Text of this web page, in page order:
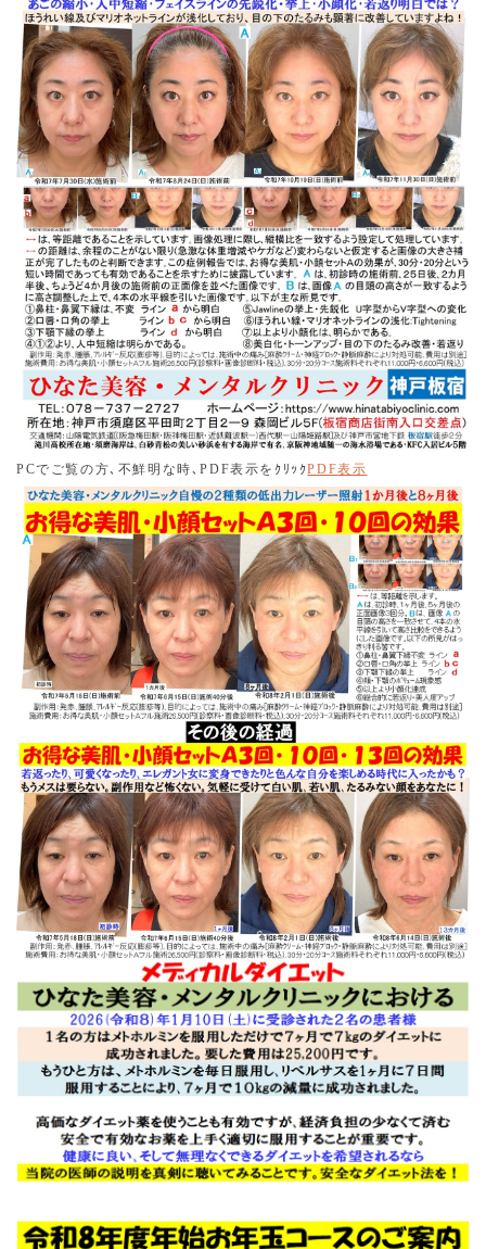
トーニング15分コース」を７月・８月の水曜日と日曜日に
提供したします。夏の紫外線対策を致しましょう。初診患
者様は、木・金・土曜日にいらしゃってください。管理医
師はメディカルダイエット、AGA治療、ED治療、陰茎増大
治療及び設備・技術向上などのためにお近くに控えており
ます。
2025.06.24
令和7年特別キャンペーンは、一部を除き７月より終了とな
ります。
2025.06.23
令和７年７月１日より、画像診断の説明は有料となりま
す。但し、初診から２カ月及び施術変更や施術追加のため
の治療方針の説明の際の画像診断は無料です。一般は2,200
円(税込)、学生・未成年1,100円(税込)。画像の送信は、
1,100円(税込)となりました。尚、全患者様の画像処理は行
っています。
2025.06.11
予診票という用紙を準備致しました。診療前に患者様にお
書き頂くためのもので、お困りのこと、必要なお薬及び出
院時間等を記載していただくための用紙です。来院された
際には、必ず記入して職員に提出するか診察の際にご提出
をお願い致します。受付にご準備しておりますが、見当た
らない場合には職員にご用命ください。
2025.06.09
注射セットを更新しましたので、どうぞご利用ください。
(施術・治療説明)
2025.06.09
５日で２㎏減量するダイエットコースと５日で４㎏減量す
るダイエットコースを開始することにしました。２㎏減量
するコースは５日連続１日１回注射を受けていただきま
す。４㎏減量するコースは５日連続１日２回注射を受けて
いただきます。１か月コースも間もなく開始します。勿
論、薬物療法も併用します。(施術・治療説明) 乞うご期
待！
当院における治療では、肌の若返り効果が最も高いのは、
３ヶ月に１回の「お得な美肌・小顔スペシャルセットＡ
(Ｂ)」+「ダーマペン」+「ケミカルピーリング」と３ヶ月
の間に月１回「お得な美肌・小顔セットＡ」+「ダーマペ
ン」+「ケミカルピーリング」を受けて頂き、シナール(ビ
年後には驚くべき効果を感じて頂けることでしょう。尚、
「ダーマペン」+「ケミカルピーリング」の代表は、ダウン
タイムがほとんどない「ベルベットスキン」であって、傷
パーベルベットスキン」をお選びください。あっという間
PCでご覧の方､不鮮明な時､PDF表示をｸﾘｯｸPDF表示